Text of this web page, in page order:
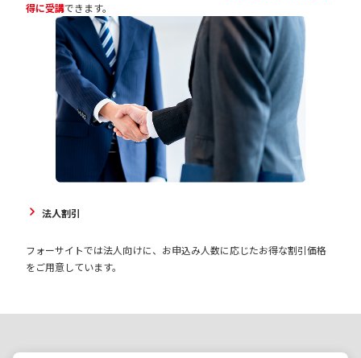
得に受講できます。
法人割引
フォーサイトでは法人向けに、お申込み人数に応じたお得な割引価格
をご用意しています。